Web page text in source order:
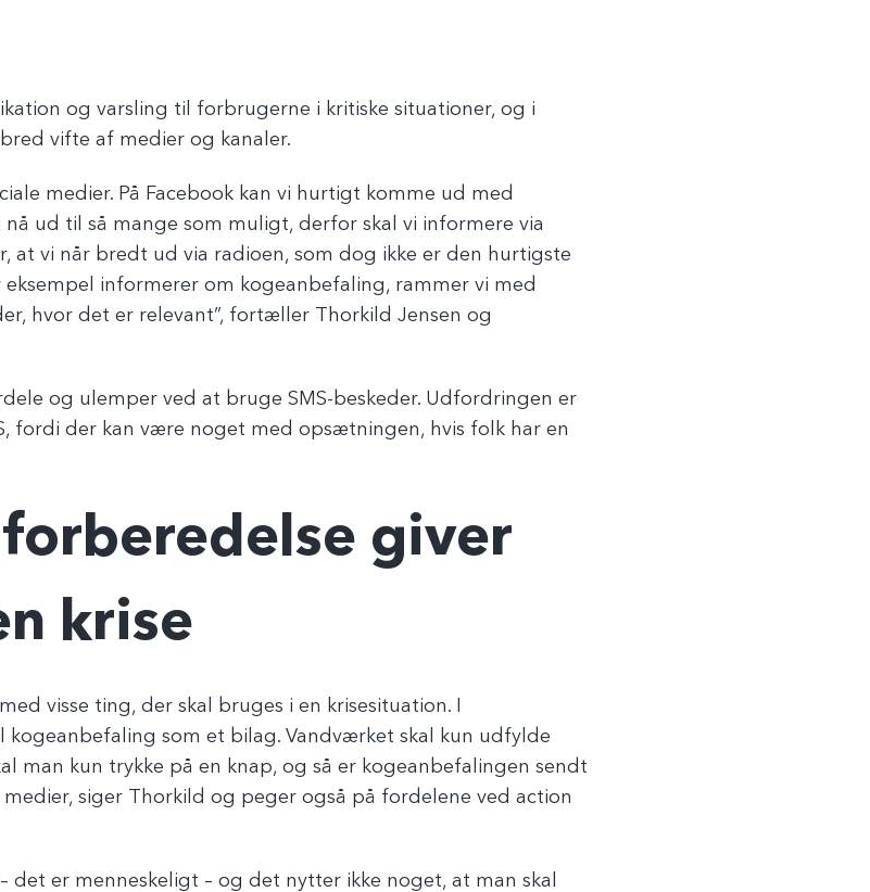
og varsling til forbrugerne i kritiske situationer, og i
vifte af medier og kanaler.
medier. På Facebook kan vi hurtigt komme ud med
ud til så mange som muligt, derfor skal vi informere via
at vi når bredt ud via radioen, som dog ikke er den hurtigste
informerer om kogeanbefaling, rammer vi med
hvor det er relevant”, fortæller Thorkild Jensen og
og ulemper ved at bruge SMS-beskeder. Udfordringen er
fordi der kan være noget med opsætningen, hvis folk har en
giver
krise
visse ting, der skal bruges i en krisesituation. I
kogeanbefaling som et bilag. Vandværket skal kun udfylde
man kun trykke på en knap, og så er kogeanbefalingen sendt
siger Thorkild og peger også på fordelene ved action
det er menneskeligt – og det nytter ikke noget, at man skal